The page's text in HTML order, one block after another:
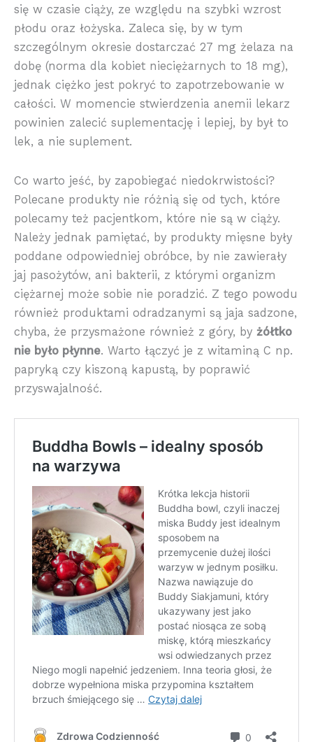
się w czasie ciąży, ze względu na szybki wzrost
płodu oraz łożyska. Zaleca się, by w tym
szczególnym okresie dostarczać 27 mg żelaza na
dobę (norma dla kobiet nieciężarnych to 18 mg),
jednak ciężko jest pokryć to zapotrzebowanie w
całości. W momencie stwierdzenia anemii lekarz
powinien zalecić suplementację i lepiej, by był to
lek, a nie suplement.
Co warto jeść, by zapobiegać niedokrwistości?
Polecane produkty nie różnią się od tych, które
polecamy też pacjentkom, które nie są w ciąży.
Należy jednak pamiętać, by produkty mięsne były
poddane odpowiedniej obróbce, by nie zawierały
jaj pasożytów, ani bakterii, z którymi organizm
ciężarnej może sobie nie poradzić. Z tego powodu
również produktami odradzanymi są jaja sadzone,
chyba, że przysmażone również z góry, by żółtko
nie było płynne. Warto łączyć je z witaminą C np.
papryką czy kiszoną kapustą, by poprawić
przyswajalność.